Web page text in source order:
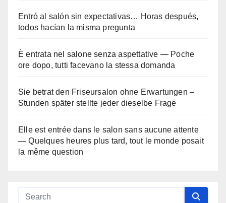
Entró al salón sin expectativas… Horas después,
todos hacían la misma pregunta
È entrata nel salone senza aspettative — Poche
ore dopo, tutti facevano la stessa domanda
Sie betrat den Friseursalon ohne Erwartungen –
Stunden später stellte jeder dieselbe Frage
Elle est entrée dans le salon sans aucune attente
— Quelques heures plus tard, tout le monde posait
la même question